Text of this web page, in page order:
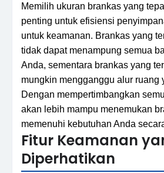
Memilih ukuran brankas yang
penting untuk efisiensi
untuk keamanan. Brankas yang
tidak dapat menampung semua
Anda, sementara brankas yang
mungkin mengganggu alur ruang
Dengan mempertimbangkan
akan lebih mampu menemukan
memenuhi kebutuhan Anda
Fitur Keamanan
Diperhatikan